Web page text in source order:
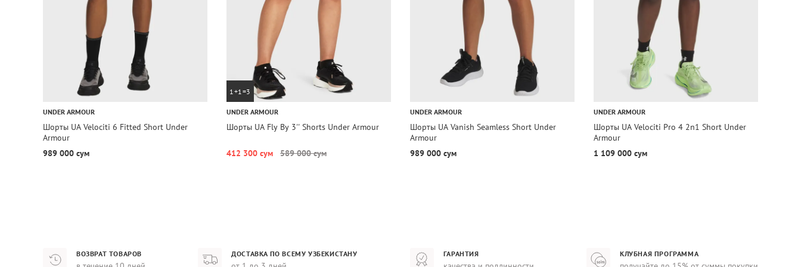
UNDER ARMOUR
Шорты UA Velociti 6 Fitted Short Under
Armour
989 000 сум
1+1=3
UNDER ARMOUR
Шорты UA Fly By 3'' Shorts Under Armour
412 300 сум 589 000 сум
UNDER ARMOUR
Шорты UA Vanish Seamless Short Under
Armour
989 000 сум
UNDER ARMOUR
Шорты UA Velociti Pro 4 2n1 Short Under
Armour
1 109 000 сум
ВОЗВРАТ ТОВАРОВ ДОСТАВКА ПО ВСЕМУ УЗБЕКИСТАНУ ГАРАНТИЯ КЛУБНАЯ ПРОГРАММА